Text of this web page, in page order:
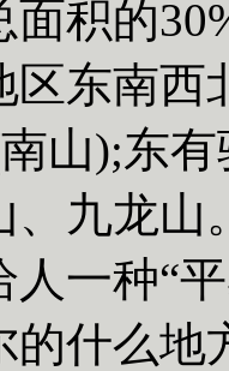
积的
区东南
山);东
、九龙山
种“平
的什么地